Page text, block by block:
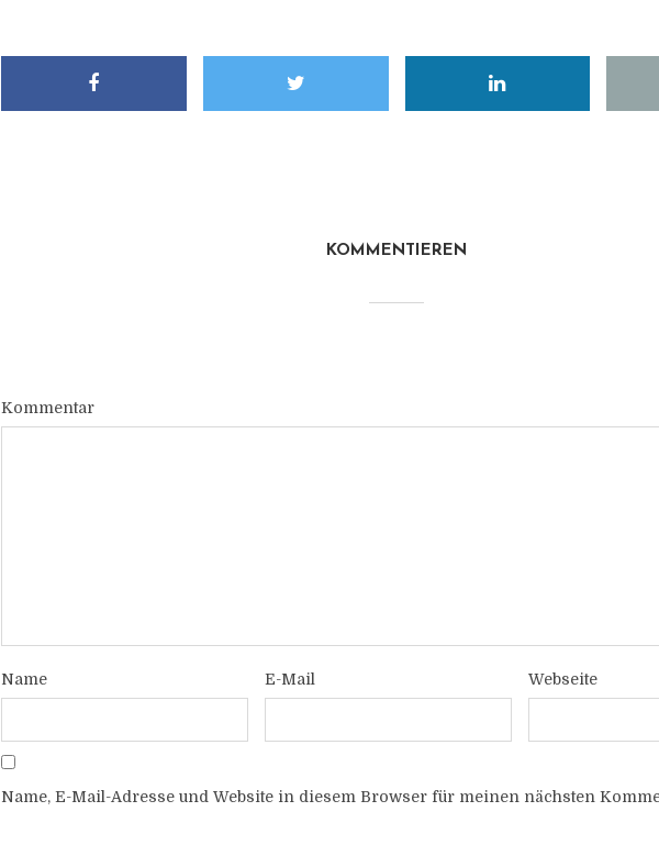
KOMMENTIEREN
Kommentar
Name E-Mail Webseite
Name, E-Mail-Adresse und Website in diesem Browser für meinen nächsten